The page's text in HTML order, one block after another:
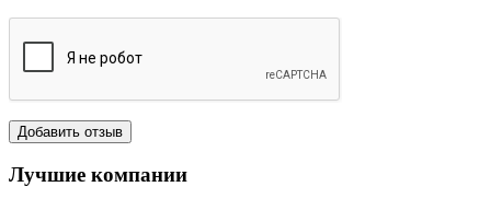
Лучшие компании